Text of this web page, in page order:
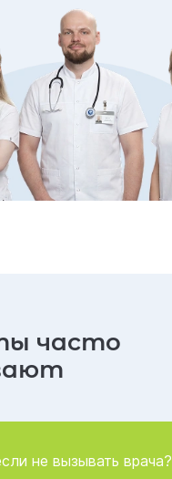
часто
не вызывать врача?